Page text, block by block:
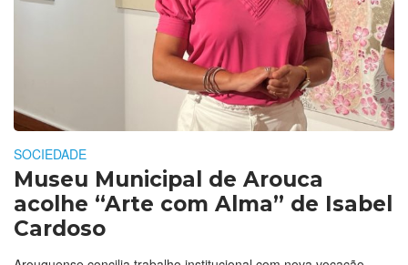
SOCIEDADE
Museu Municipal de Arouca
acolhe “Arte com Alma” de Isabel
Cardoso